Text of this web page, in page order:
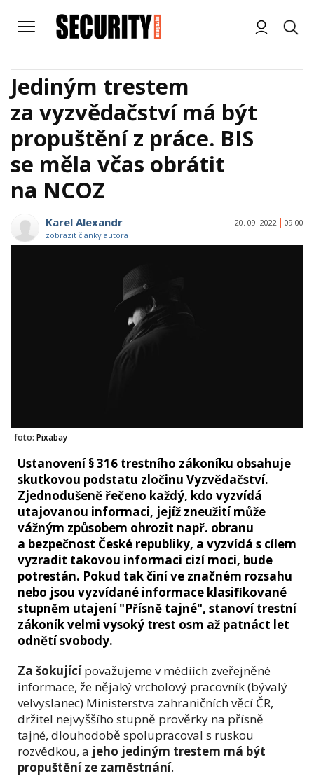
Jediným trestem
za vyzvědačství má být
propuštění z práce. BIS
se měla včas obrátit
na NCOZ
Karel Alexandr
zobrazit články autora
20. 09. 2022 09:00
foto: Pixabay
Ustanovení § 316 trestního zákoníku obsahuje
skutkovou podstatu zločinu Vyzvědačství.
Zjednodušeně řečeno každý, kdo vyzvídá
utajovanou informaci, jejíž zneužití může
vážným způsobem ohrozit např. obranu
a bezpečnost České republiky, a vyzvídá s cílem
vyzradit takovou informaci cizí moci, bude
potrestán. Pokud tak činí ve značném rozsahu
nebo jsou vyzvídané informace klasifikované
stupněm utajení "Přísně tajné", stanoví trestní
zákoník velmi vysoký trest osm až patnáct let
odnětí svobody.
Za šokujícípovažujeme v médiích zveřejněné
informace, že nějaký vrcholový pracovník (bývalý
velvyslanec) Ministerstva zahraničních věcí ČR,
držitel nejvyššího stupně prověrky na přísně
tajné, dlouhodobě spolupracoval s ruskou
rozvědkou, a jeho jediným trestem má být
propuštění ze zaměstnání.